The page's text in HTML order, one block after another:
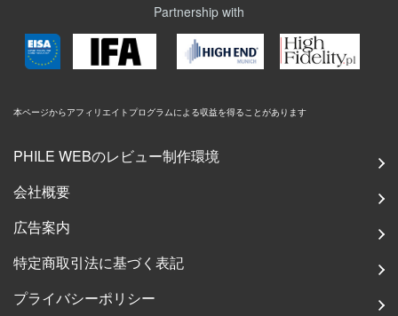
Partnership with
本ページからアフィリエイトプログラムによる収益を得ることがあります
PHILE WEBのレビュー制作環境
会社概要
広告案内
特定商取引法に基づく表記
プライバシーポリシー